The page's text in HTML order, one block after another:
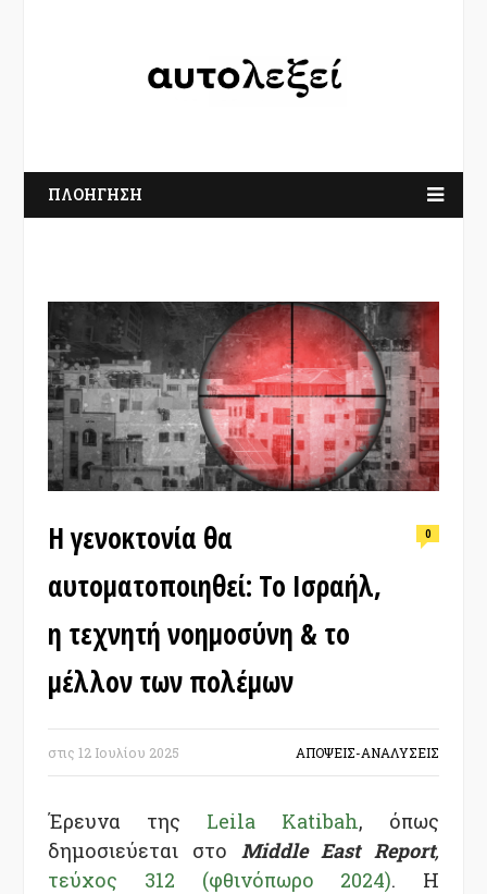
ΠΛΟΗΓΗΣΗ
Η γενοκτονία θα
αυτοματοποιηθεί: Το Ισραήλ,
η τεχνητή νοημοσύνη & το
μέλλον των πολέμων
0
στις 12 Ιουλίου 2025 ΑΠΟΨΕΙΣ-ΑΝΑΛΥΣΕΙΣ
Έρευνα της Leila Katibah, όπως
δημοσιεύεται στο Middle East Report,
τεύχος 312 (φθινόπωρο 2024). Η